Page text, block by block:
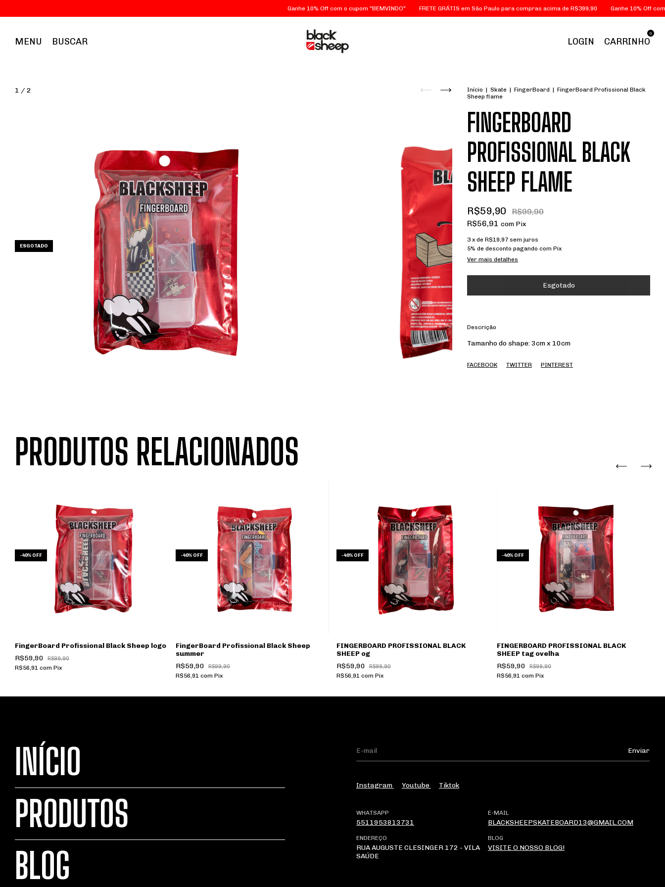
Ganhe 10% Off com o cupom "BEMVINDO" FRETE GRÁTIS em São Paulo para compras acima de R$399,90 Ganhe 10% Off com o cupom
MENU BUSCAR LOGIN CARRINHO
0
1 / 2
ESGOTADO
Início | Skate | FingerBoard | FingerBoard Profissional Black
Sheep flame
FINGERBOARD
PROFISSIONAL BLACK
SHEEP FLAME
R$59,90
R$99,90
R$56,91 com Pix
3 x de R$19,97 sem juros
5% de desconto pagando com Pix
Ver mais detalhes
Descrição
Tamanho do shape: 3cm x 10cm
FACEBOOK TWITTER PINTEREST
PRODUTOS RELACIONADOS
-40% OFF
FingerBoard Profissional Black Sheep logo
R$59,90
R$99,90
R$56,91 com Pix
-40% OFF
FingerBoard Profissional Black Sheep
summer
R$59,90
R$99,90
R$56,91 com Pix
-40% OFF
FINGERBOARD PROFISSIONAL BLACK
SHEEP og
R$59,90
R$99,90
R$56,91 com Pix
-40% OFF
FINGERBOARD PROFISSIONAL BLACK
SHEEP tag ovelha
R$59,90
R$99,90
R$56,91com Pix
INÍCIO
PRODUTOS
BLOG
Instagram Youtube Tiktok
WHATSAPP
5511953813731
E-MAIL
BLACKSHEEPSKATEBOARD13@GMAIL.COM
ENDEREÇO
RUA AUGUSTE CLESINGER 172 - VILA
SAÚDE
BLOG
VISITE O NOSSO BLOG!